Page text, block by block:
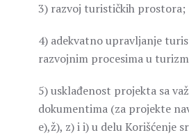
3) razvoj turističkih prostora;
4) adekvatno upravljanje
razvojnim procesima u
5) usklađenost projekta sa
dokumentima (za projekte
e),ž), z) i i) u delu Korišćenje